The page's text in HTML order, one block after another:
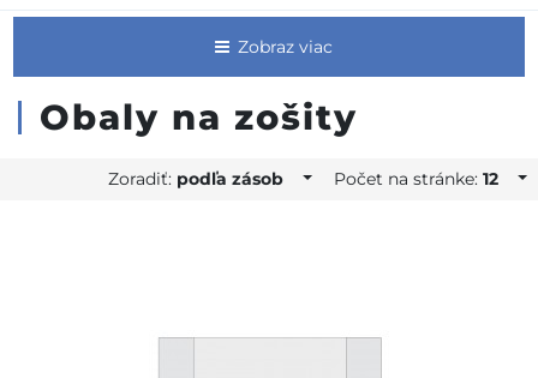
Zobraz viac
Obaly na zošity
Zoradiť: podľa zásob Počet na stránke:12